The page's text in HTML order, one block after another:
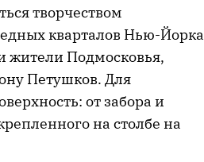
творчеством
кварталов Нью-Йорка
жители Подмосковья,
Петушков. Для
от забора и
на столбе на